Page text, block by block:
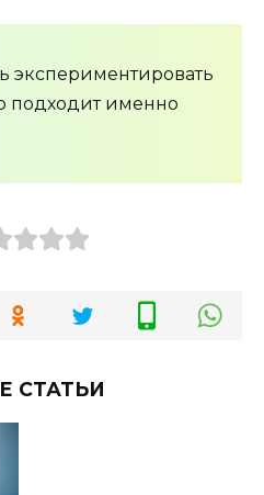
экспериментировать
подходит именно
СТАТЬИ